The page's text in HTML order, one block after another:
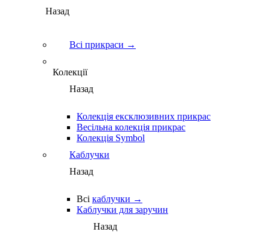
Назад
Всі прикраси →
Колекції
Назад
Колекція ексклюзивних прикрас
Весільна колекція прикрас
Колекція Symbol
Каблучки
Назад
Всі каблучки →
Каблучки для заручин
Назад